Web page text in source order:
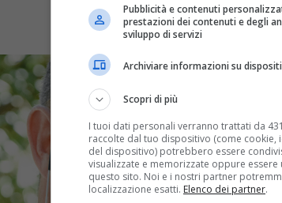
Pubblicità e contenuti
prestazioni dei contenuti e degli
sviluppo di servizi
Archiviare informazioni su
Scopri di più
I tuoi dati personali verranno trattati da
raccolte dal tuo dispositivo (come cookie,
del dispositivo) potrebbero essere
visualizzate e memorizzate oppure
questo sito. Noi e i nostri partner
localizzazione esatti. Elenco dei partner.